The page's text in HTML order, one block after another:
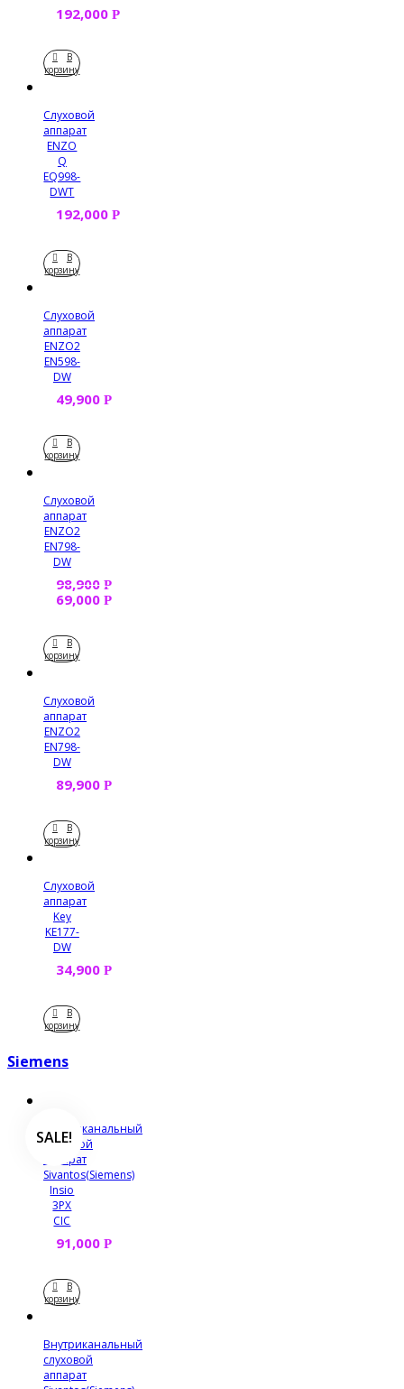
192,000 Р
В
корзину
Слуховой
аппарат
ENZO
Q
EQ998-
DWT
192,000 Р
В
корзину
Слуховой
аппарат
ENZO2
EN598-
DW
49,900 Р
В
корзину
Слуховой
аппарат
ENZO2
EN798-
DW
98,900 Р
69,000 Р
В
корзину
Слуховой
аппарат
ENZO2
EN798-
DW
89,900 Р
В
корзину
Слуховой
аппарат
Key
KE177-
DW
34,900 Р
В
корзину
Siemens
Внутриканальный
слуховой
аппарат
Sivantos(Siemens)
Insio
3PX
CIC
91,000 Р
В
корзину
Внутриканальный
слуховой
аппарат
SALE!